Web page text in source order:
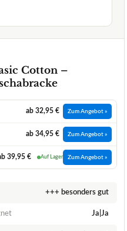
Cotton –
ab 32,95 € Zum Angebot »
ab 34,95 € Zum Angebot »
39,95 € Auf Lager Zum Angebot »
+++ besonders gut
Ja|Ja